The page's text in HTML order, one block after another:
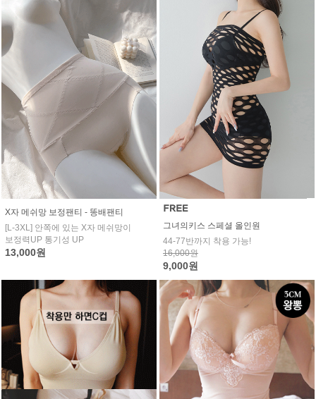
X자 메쉬망 보정팬티 - 똥배팬티
[L-3XL] 안쪽에 있는 X자 메쉬망이
보정력UP 통기성 UP
13,000원
그녀의키스 스페셜 올인원
44-77반까지 착용 가능!
16,000원
9,000원